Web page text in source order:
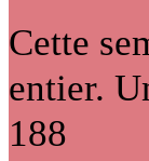
Cette
entier.
188